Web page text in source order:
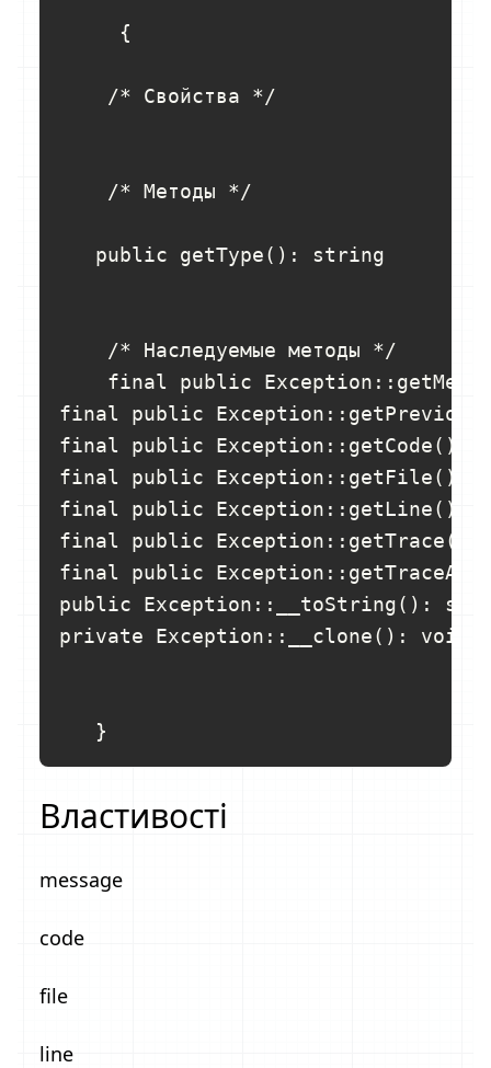
     {
    /* Свойства */
    /* Методы */
   public getType(): string
    /* Наследуемые методы */
final public
final public
final public Exception::getCode():
final public Exception::getFile():
final public Exception::getLine():
final public Exception::getTrace():
final public
public Exception::__toString():
private Exception::__clone(): void
Властивості
message
code
file
line